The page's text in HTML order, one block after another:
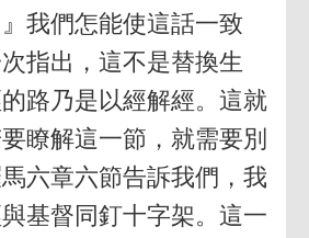
我們怎能使這話一致
指出，這不是替換生
路乃是以經解經。這就
瞭解這一節，就需要別
六章六節告訴我們，我
基督同釘十字架。這一